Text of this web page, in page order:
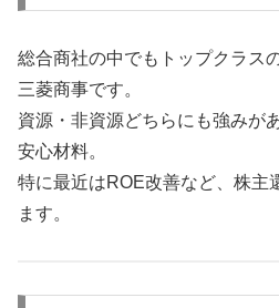
総合商社の中でもトップクラス
三菱商事です。
資源・非資源どちらにも強みが
安心材料。
特に最近はROE改善など、株主
ます。